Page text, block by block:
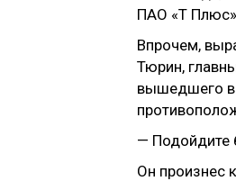
ПАО «Т
Впрочем,
Тюрин,
вышедшего в
— Подойдите
Он произнес